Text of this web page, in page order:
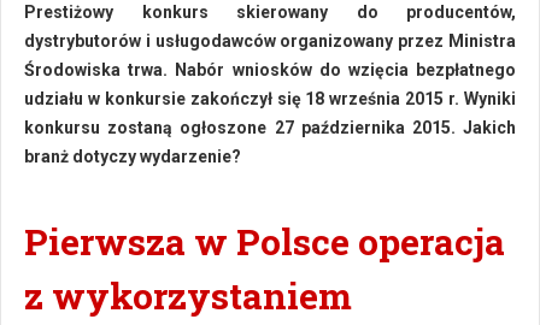
Prestiżowy konkurs skierowany do producentów,
dystrybutorów i usługodawców organizowany przez Ministra
Środowiska trwa. Nabór wniosków do wzięcia bezpłatnego
udziału w konkursie zakończył się 18 września 2015 r. Wyniki
konkursu zostaną ogłoszone 27 października 2015. Jakich
branż dotyczy wydarzenie?
Pierwsza w Polsce operacja
z wykorzystaniem